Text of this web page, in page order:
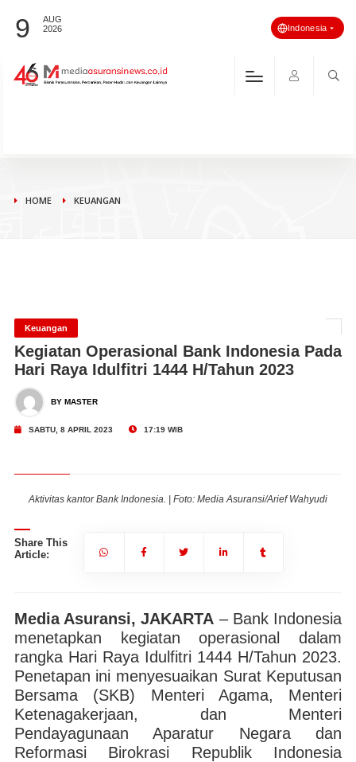
9
AUG
2026
Indonesia
HOME KEUANGAN
Keuangan
Kegiatan Operasional Bank Indonesia Pada
Hari Raya Idulfitri 1444 H/Tahun 2023
BY MASTER
SABTU, 8 APRIL 2023 17:19 WIB
Aktivitas kantor Bank Indonesia. | Foto: Media Asuransi/Arief Wahyudi
Share This
Article:
Media Asuransi, JAKARTA – Bank Indonesia
menetapkan kegiatan operasional dalam
rangka Hari Raya Idulfitri 1444 H/Tahun 2023.
Penetapan ini menyesuaikan Surat Keputusan
Bersama (SKB) Menteri Agama, Menteri
Ketenagakerjaan, dan Menteri
Pendayagunaan Aparatur Negara dan
Reformasi Birokrasi Republik Indonesia